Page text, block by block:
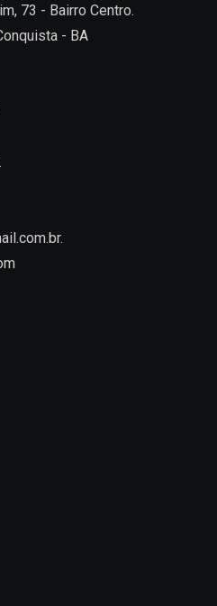
73 - Bairro Centro.
- BA
.